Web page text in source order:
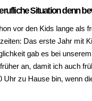
Situation denn
vor den Kids lange als
Das erste Jahr mit
gab es bei
an, damit ich auch
Uhr zu Hause bin, wenn